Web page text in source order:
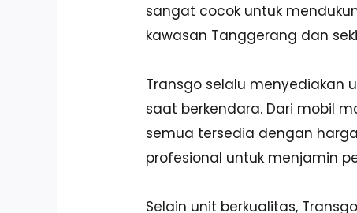
sangat cocok untuk
kawasan Tanggerang dan
Transgo selalu menyediakan
saat berkendara. Dari mobil
semua tersedia dengan
profesional untuk menjamin
Selain unit berkualitas,